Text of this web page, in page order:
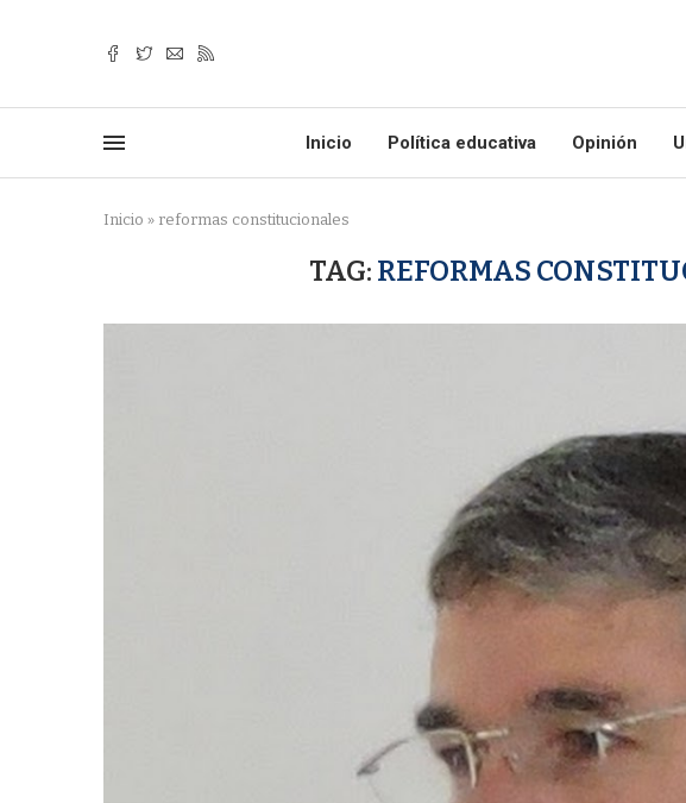
Inicio Política educativa Opinión
Inicio » reformas constitucionales
TAG: REFORMAS